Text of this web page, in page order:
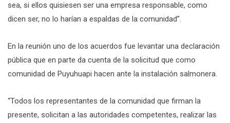
sea, si ellos quisiesen ser una empresa responsable, como
dicen ser, no lo harían a espaldas de la comunidad”.
En la reunión uno de los acuerdos fue levantar una declaración
pública que en parte da cuenta de la solicitud que como
comunidad de Puyuhuapi hacen ante la instalación salmonera.
“Todos los representantes de la comunidad que firman la
presente, solicitan a las autoridades competentes, realizar las